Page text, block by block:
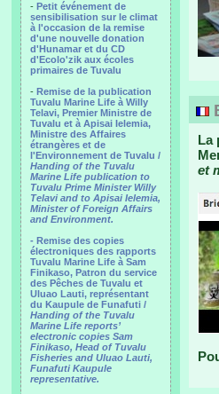
- Petit événement de
sensibilisation sur le climat
à l'occasion de la remise
d'une nouvelle donation
d'Hunamar et du CD
d'Ecolo'zik aux écoles
primaires de Tuvalu
- Remise de la publication
Tuvalu Marine Life à Willy
Telavi, Premier Ministre de
Tuvalu et à Apisai Ielemia,
Ministre des Affaires
étrangères et de
l'Environnement de Tuvalu /
Handing of the Tuvalu
Marine Life publication to
Tuvalu Prime Minister Willy
Telavi and to Apisai Ielemia,
Minister of Foreign Affairs
and Environment.
- Remise des copies
électroniques des rapports
Tuvalu Marine Life à Sam
Finikaso, Patron du service
des Pêches de Tuvalu et
Uluao Lauti, représentant
du Kaupule de Funafuti /
Handing of the Tuvalu
Marine Life reports’
electronic copies Sam
Finikaso, Head of Tuvalu
Fisheries and Uluao Lauti,
Funafuti Kaupule
representative.
La
et